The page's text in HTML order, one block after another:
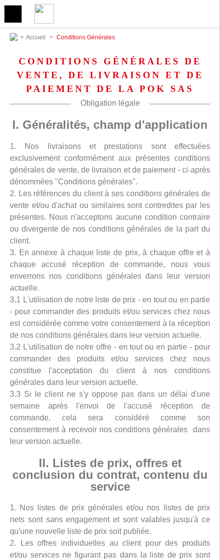
> Accueil > Conditions Générales
CONDITIONS GÉNÉRALES DE
VENTE, DE LIVRAISON ET DE
PAIEMENT DE LA POK SAS
Obligation légale
I. Généralités, champ d'application
1. Nos livraisons et prestations sont effectuées
exclusivement conformément aux présentes conditions
générales de vente, de livraison et de paiement - ci-après
dénommées "Conditions générales".
2. Les références du client à ses conditions générales de
vente et/ou d'achat ou similaires sont contredites par les
présentes. Nous n'acceptons aucune condition contraire
ou divergente de nos conditions générales de la part du
client.
3. En annexe à chaque liste de prix, à chaque offre et à
chaque accusé réception de commande, nous vous
enverrons nos conditions générales dans leur version
actuelle.
3.1 L'utilisation de notre liste de prix - en tout ou en partie
- pour commander des produits et/ou services chez nous
est considérée comme votre consentement à la réception
de nos conditions générales dans leur version actuelle.
3.2 L'utilisation de notre offre - en tout ou en partie - pour
commander des produits et/ou services chez nous
constitue l'acceptation du client à nos conditions
générales dans leur version actuelle.
3.3 Si le client ne s'y oppose pas dans un délai d'une
semaine après l'envoi de l'accusé réception de
commande, cela sera considéré comme son
consentement à recevoir nos conditions générales dans
leur version actuelle.
II. Listes de prix, offres et
conclusion du contrat, contenu du
service
1. Nos listes de prix générales et/ou nos listes de prix
nets sont sans engagement et sont valables jusqu'à ce
qu'une nouvelle liste de prix soit publiée.
2. Les offres individuelles au client pour des produits
et/ou services ne figurant pas dans la liste de prix sont